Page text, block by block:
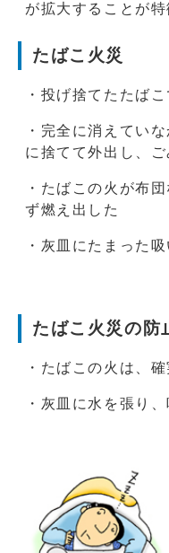
が拡大することが特
たばこ火災
・投げ捨てたたば
・完全に消えてい
に捨てて外出し、
・たばこの火が布
ず燃え出した
・灰皿にたまった
たばこ火災の防
・たばこの火は、
・灰皿に水を張り